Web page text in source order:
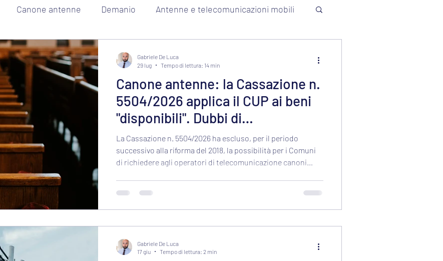
Canone antenne Demanio Antenne e telecomunicazioni mobili
Diritto Amministrativo
Canone antenne: la Cassazione n.
5504/2026 applica il CUP ai beni
"disponibili". Dubbi di
costituzionalità
La Cassazione n. 5504/2026 ha escluso, per il periodo
successivo alla riforma del 2018, la possibilità per i Comuni
di richiedere agli operatori di telecomunicazione canoni
42, 97 e 119 Cost., poiché il medesimo terreno può produrre
un canone di mercato se privato, ma non se comunale.
Gabriele De Luca
29 lug
Tempo di lettura: 14 min
Gabriele De Luca
17 giu
Tempo di lettura: 2 min